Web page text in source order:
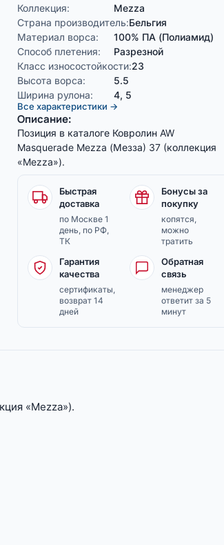
Коллекция:
Mezza
Страна производитель:Бельгия
Материал ворса:
100% ПА (Полиамид)
Способ плетения:
Разрезной
Класс износостойкости:23
Высота ворса:
5.5
Ширина рулона:
4, 5
Все характеристики →
Описание:
Позиция в каталоге Ковролин AW
Masquerade Mezza (Мезза) 37 (коллекция
«Mezza»).
Быстрая
доставка
по Москве 1
день, по РФ,
ТК
Бонусы за
покупку
копятся,
можно
тратить
Гарантия
качества
сертификаты,
возврат 14
дней
Обратная
связь
менеджер
ответит за 5
минут
«Mezza»).